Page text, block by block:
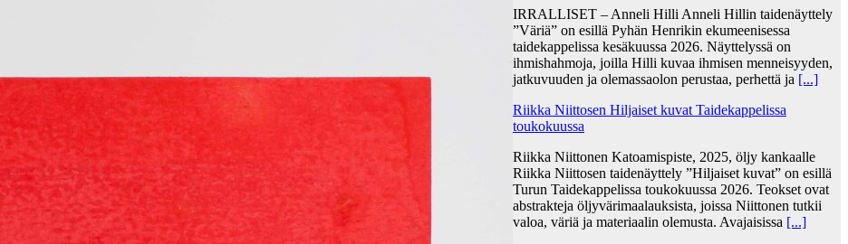
IRRALLISET – Anneli Hilli Anneli Hillin taidenäyttely
”Väriä” on esillä Pyhän Henrikin ekumeenisessa
taidekappelissa kesäkuussa 2026. Näyttelyssä on
ihmishahmoja, joilla Hilli kuvaa ihmisen menneisyyden,
jatkuvuuden ja olemassaolon perustaa, perhettä ja [...]
Riikka Niittosen Hiljaiset kuvat Taidekappelissa
toukokuussa
Riikka Niittonen Katoamispiste, 2025, öljy kankaalle
Riikka Niittosen taidenäyttely ”Hiljaiset kuvat” on esillä
Turun Taidekappelissa toukokuussa 2026. Teokset ovat
abstrakteja öljyvärimaalauksista, joissa Niittonen tutkii
valoa, väriä ja materiaalin olemusta. Avajaisissa [...]